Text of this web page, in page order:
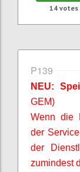
14votes
P139
NEU:
GEM)
Wenn die
der
der
zumindest